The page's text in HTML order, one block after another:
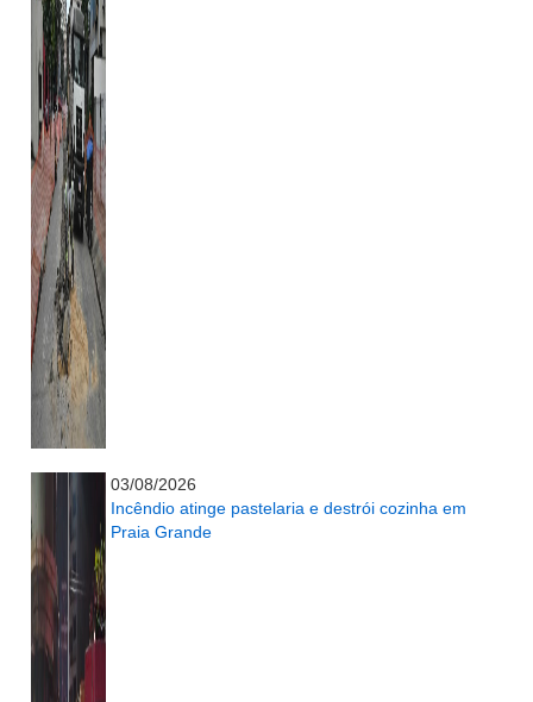
03/08/2026
Incêndio atinge pastelaria e destrói cozinha em
Praia Grande